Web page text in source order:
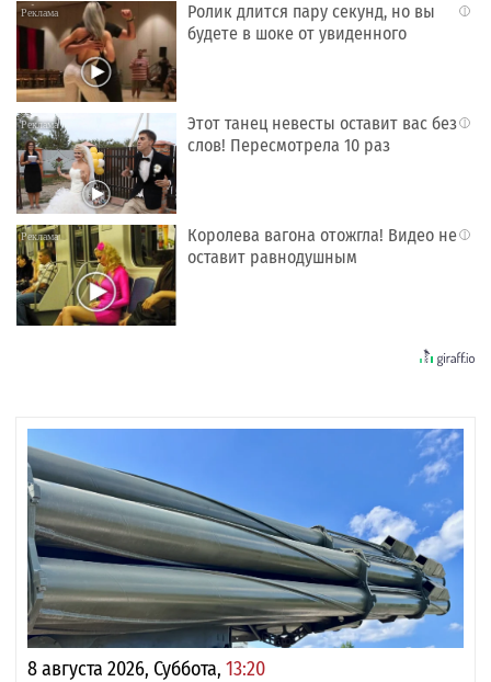
i
Ролик длится пару секунд, но вы
будете в шоке от увиденного
i
Этот танец невесты оставит вас без
слов! Пересмотрела 10 раз
i
Королева вагона отожгла! Видео не
оставит равнодушным
8 августа 2026, Суббота, 13:20